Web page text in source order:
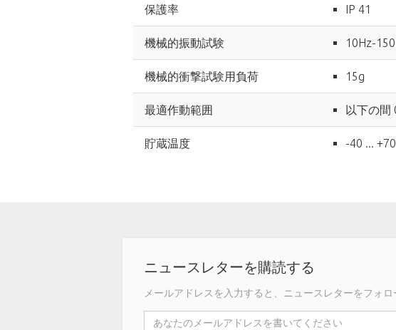
保護率 IP 41
機械的振動試験 10Hz-
機械的衝撃試験用負荷 15g
最適作動範囲 以下の間
貯蔵温度 -40 ... +70
ニュースレターを購読する
メールアドレスを入力すると、ニュースレターをフォロ